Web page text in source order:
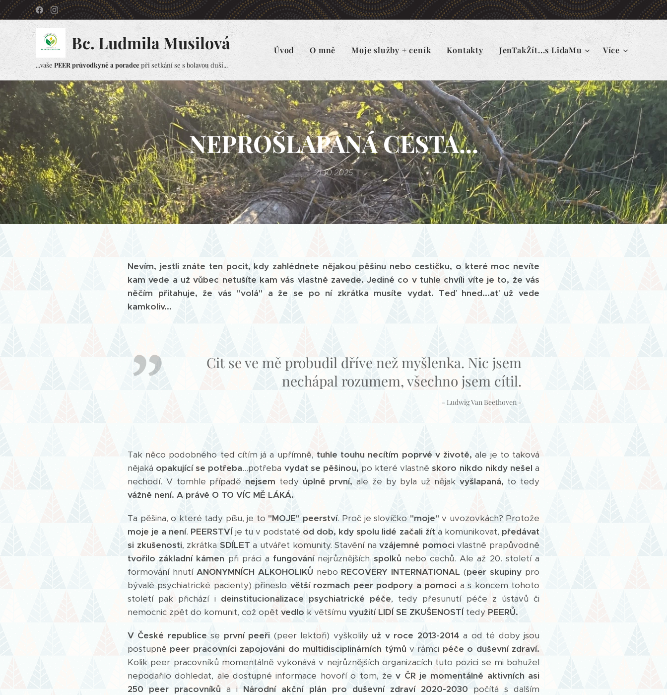
Bc. Ludmila Musilová
...vaše PEER průvodkyně a poradce při setkání se s bolavou duší...
Úvod O mně Moje služby + ceník Kontakty JenTakŽít...s LidaMu Více
NEPROŠLAPANÁ CESTA...
21.10.2025
Nevím, jestli znáte ten pocit, kdy zahlédnete nějakou pěšinu nebo cestičku, o které moc nevíte
kam vede a už vůbec netušíte kam vás vlastně zavede. Jediné co v tuhle chvíli víte je to, že vás
něčím přitahuje, že vás "volá" a že se po ní zkrátka musíte vydat. Teď hned...ať už vede
kamkoliv...
Cit se ve mě probudil dříve než myšlenka. Nic jsem
nechápal rozumem, všechno jsem cítil.
- Ludwig Van Beethoven -
Tak něco podobného teď cítím já a upřímně, tuhle touhu necítím poprvé v životě, ale je to taková
nějaká opakující se potřeba...potřeba vydat se pěšinou, po které vlastněskoro nikdo nikdy nešel a
nechodí. V tomhle případě nejsem tedy úplně první, ale že by byla už nějak vyšlapaná, to tedy
vážně není. A právě O TO VÍC MĚ LÁKÁ.
Ta pěšina, o které tady píšu, je to "MOJE" peerství. Proč je slovíčko "moje" v uvozovkách? Protože
moje je a není. PEERSTVÍ je tu v podstatě od dob, kdy spolu lidé začali žíta komunikovat, předávat
si zkušenosti, zkrátka SDÍLET a utvářet komunity. Stavění navzájemné pomoci vlastně prapůvodně
tvořilo základní kámen při práci a fungovánínejrůznějších spolků nebo cechů. Ale až 20. století a
formování hnutí ANONYMNÍCH ALKOHOLIKŮ nebo RECOVERY INTERNATIONAL (peer skupiny pro
bývalé psychiatrické pacienty) přineslo větší rozmach peer podpory a pomoci a s koncem tohoto
století pak přichází i deinstitucionalizace psychiatrické péče, tedy přesunutí péče z ústavů či
nemocnic zpět do komunit, což opět vedlo k většímu využití LIDÍ SE ZKUŠENOSTÍ tedy PEERŮ.
V České republicese první peeři (peer lektoři) vyškolily už v roce 2013-2014 a od té doby jsou
postupně peer pracovníci zapojováni do multidisciplinárních týmů v rámci péče o duševní zdraví.
Kolik peer pracovníků momentálně vykonává v nejrůznějších organizacích tuto pozici se mi bohužel
nepodařilo dohledat, ale dostupné informace hovoří o tom, žev ČR je momentálně aktivních asi
250 peer pracovníků a iNárodní akční plán pro duševní zdraví 2020-2030 počítá s dalším